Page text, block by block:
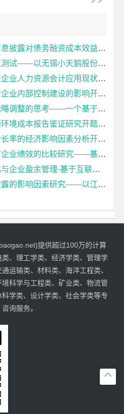
对债务融资成本效益分析开题报告
无锡小天鹅股份有限公司为例开题报告
资源会计应用现状及对策探究开题报告
内部控制建设的影响开题报告
思考——一个基于财务视角的分析开题报告
境成本报告鉴证研究开题报告
的经济影响因素分析开题报告
究——基于李宁体育用品有限公司的案例分析开题报告
管理-基于互联网上市公司的研究开题报告
研究——以江苏省重污染上市公司为例开题报告

提供超过100万的计算
、理工学类、经济学类、管理学
运输类、材料类、海洋工程类、
科学与工程类、矿业类、物流管
学类、设计学类、社会学类等专
询服务。